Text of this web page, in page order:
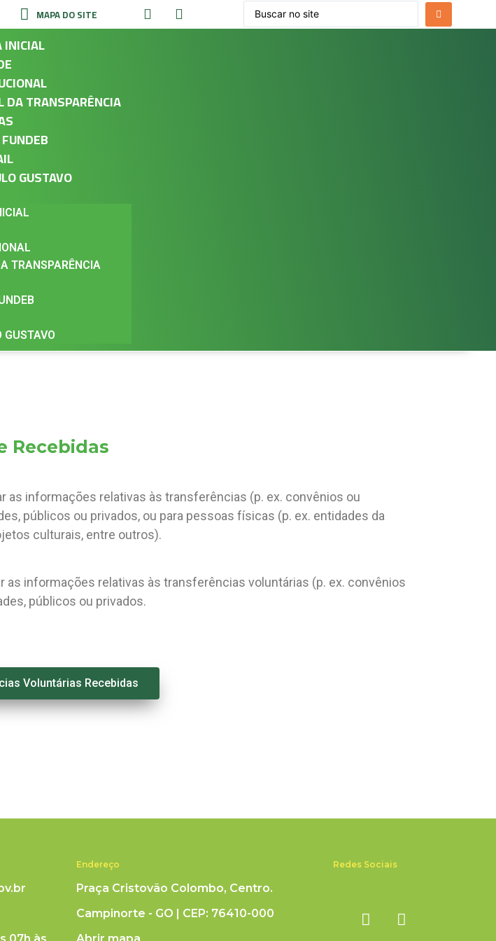
MAPA DO SITE
INICIAL
DA TRANSPARÊNCIA
GUSTAVO
TRANSPARÊNCIA
GUSTAVO
Recebidas
as informações relativas às transferências (p. ex. convênios ou
públicos ou privados, ou para pessoas físicas (p. ex. entidades da
culturais, entre outros).
informações relativas às transferências voluntárias (p. ex. convênios
públicos ou privados.
Voluntárias Recebidas
Endereço
Praça Cristovão Colombo, Centro.
Campinorte - GO | CEP: 76410-000
Redes Sociais